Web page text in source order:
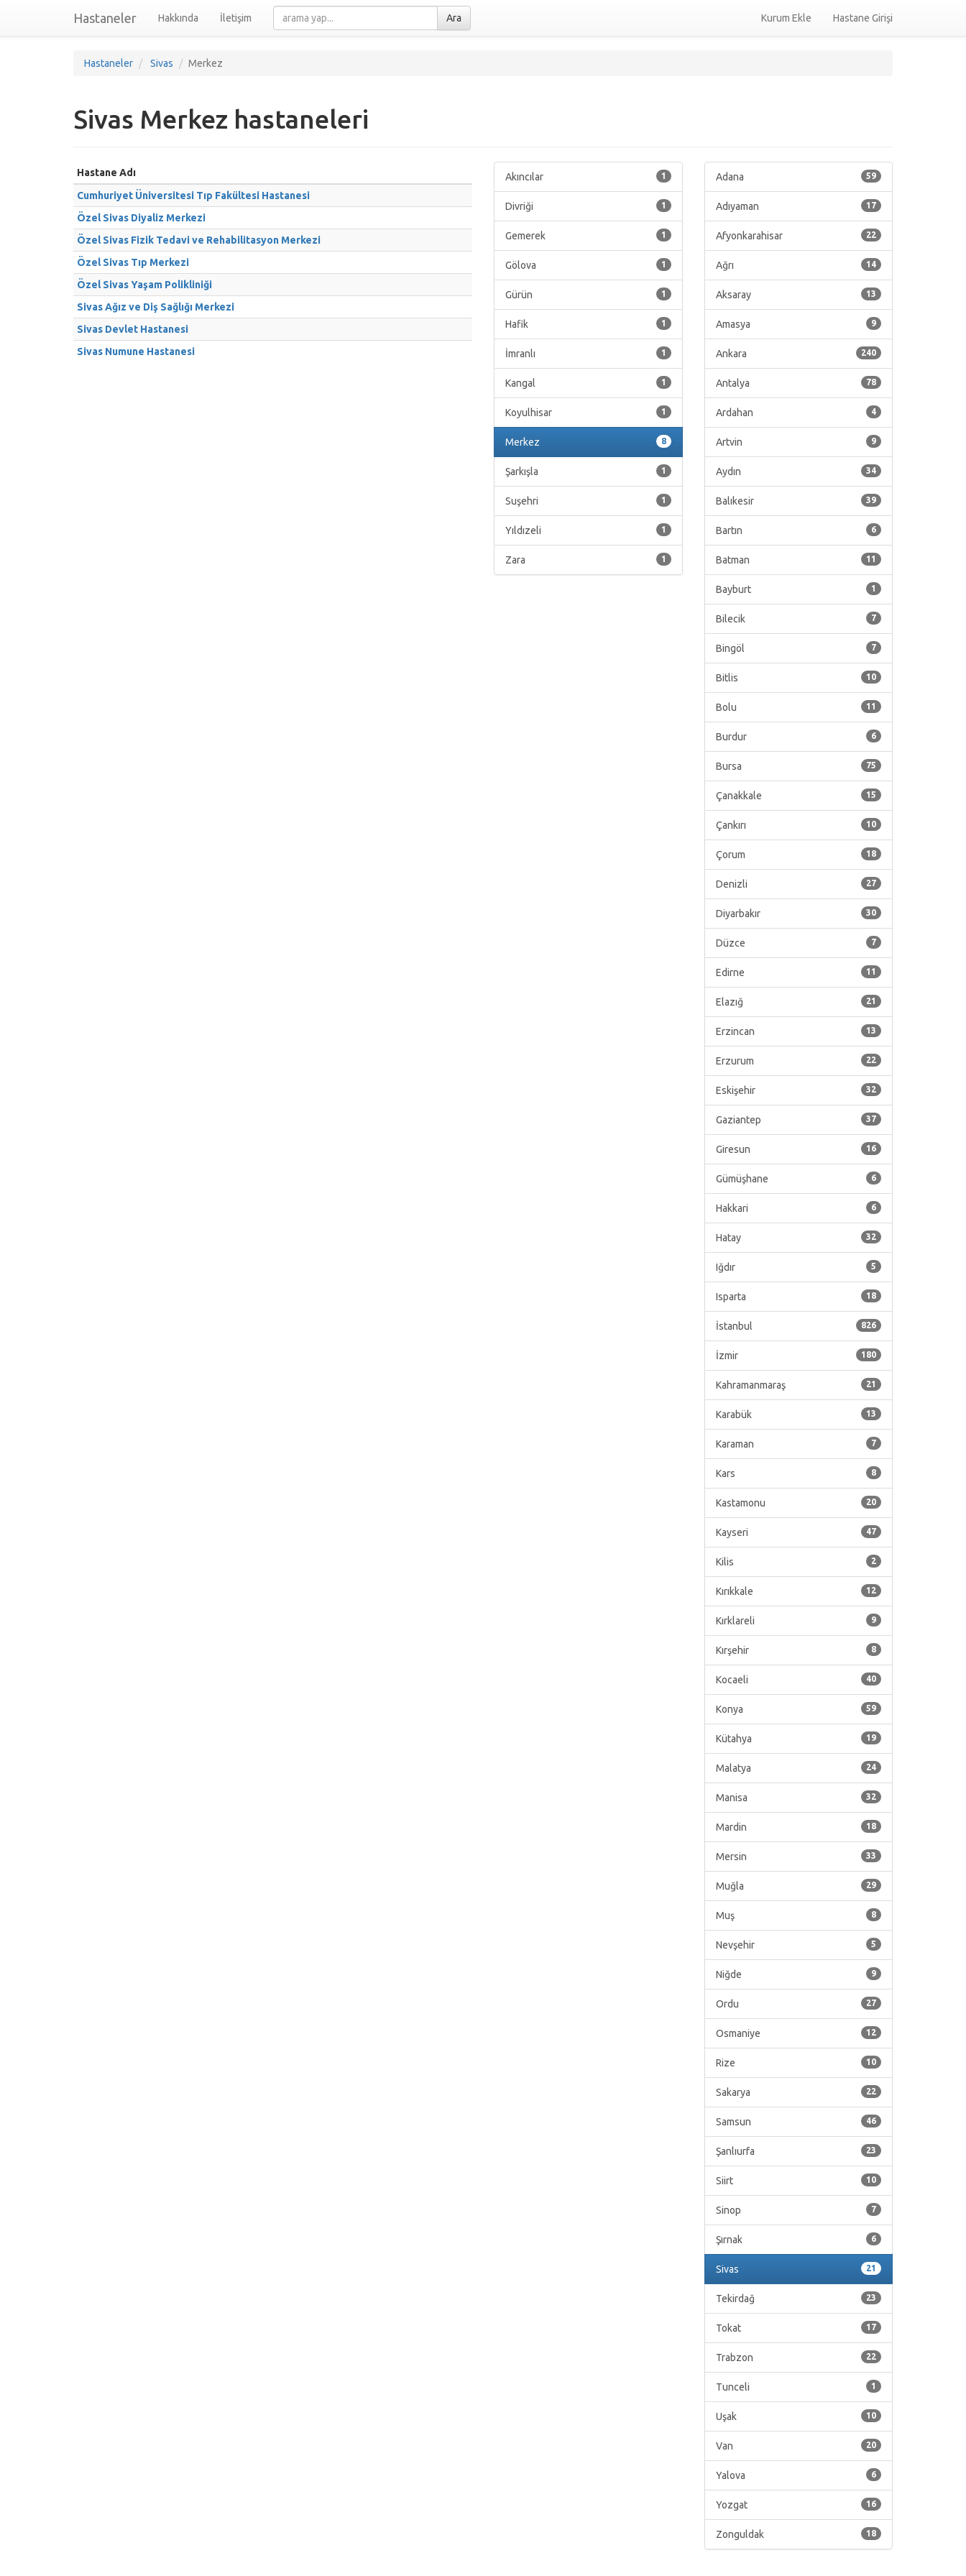
Hastaneler Hakkında İletişim Ara Kurum Ekle Hastane Girişi
Hastaneler Sivas Merkez
Sivas Merkez hastaneleri
Hastane Adı
Cumhuriyet Üniversitesi Tıp Fakültesi Hastanesi
Özel Sivas Diyaliz Merkezi
Özel Sivas Fizik Tedavi ve Rehabilitasyon Merkezi
Özel Sivas Tıp Merkezi
Özel Sivas Yaşam Polikliniği
Sivas Ağız ve Diş Sağlığı Merkezi
Sivas Devlet Hastanesi
Sivas Numune Hastanesi
1
Akıncılar
1
Divriği
1
Gemerek
1
Gölova
1
Gürün
1
Hafik
1
İmranlı
1
Kangal
1
Koyulhisar
8
Merkez
1
Şarkışla
1
Suşehri
1
Yıldızeli
1
Zara
59
Adana
17
Adıyaman
22
Afyonkarahisar
14
Ağrı
13
Aksaray
9
Amasya
240
Ankara
78
Antalya
4
Ardahan
9
Artvin
34
Aydın
39
Balıkesir
6
Bartın
11
Batman
1
Bayburt
7
Bilecik
7
Bingöl
10
Bitlis
11
Bolu
6
Burdur
75
Bursa
15
Çanakkale
10
Çankırı
18
Çorum
27
Denizli
30
Diyarbakır
7
Düzce
11
Edirne
21
Elazığ
13
Erzincan
22
Erzurum
32
Eskişehir
37
Gaziantep
16
Giresun
6
Gümüşhane
6
Hakkari
32
Hatay
5
Iğdır
18
Isparta
826
İstanbul
180
İzmir
21
Kahramanmaraş
13
Karabük
7
Karaman
8
Kars
20
Kastamonu
47
Kayseri
2
Kilis
12
Kırıkkale
9
Kırklareli
8
Kırşehir
40
Kocaeli
59
Konya
19
Kütahya
24
Malatya
32
Manisa
18
Mardin
33
Mersin
29
Muğla
8
Muş
5
Nevşehir
9
Niğde
27
Ordu
12
Osmaniye
10
Rize
22
Sakarya
46
Samsun
23
Şanlıurfa
10
Siirt
7
Sinop
6
Şırnak
21
Sivas
23
Tekirdağ
17
Tokat
22
Trabzon
1
Tunceli
10
Uşak
20
Van
6
Yalova
16
Yozgat
18
Zonguldak